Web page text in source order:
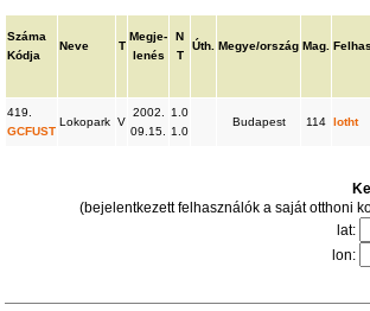
Száma
Kódja
Neve T
Megje-
lenés
N
T
Úth. Megye/ország Mag.
419.
GCFUST
Lokopark V
2002.
09.15.
1.0
1.0
Budapest 114 lotht
(bejelentkezett felhasználók a saját otthoni
lat:
lon: